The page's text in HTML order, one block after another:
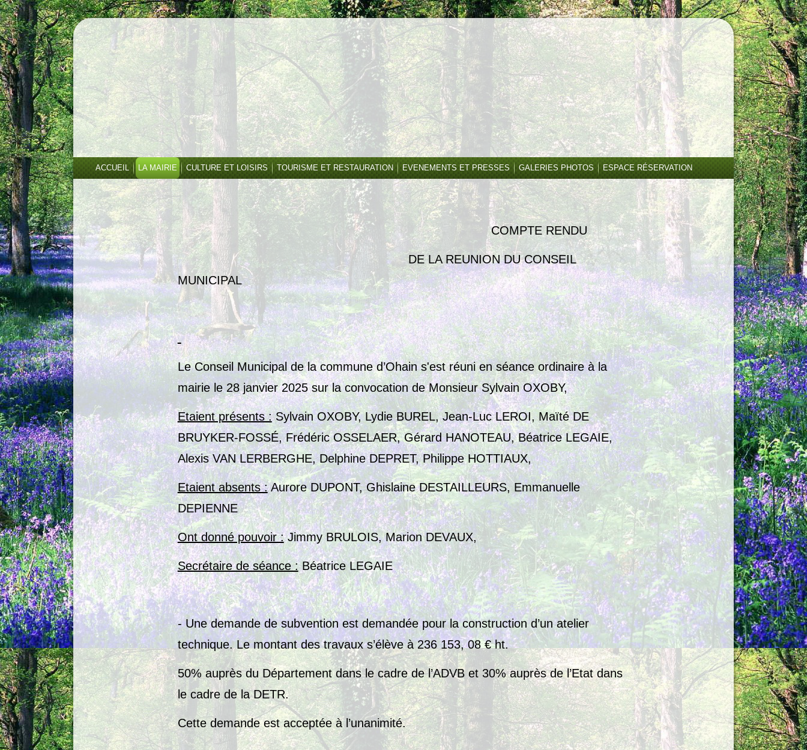
ACCUEIL LA MAIRIE CULTURE ET LOISIRS TOURISME ET RESTAURATION EVENEMENTS ET PRESSES GALERIES PHOTOS ESPACE RÉSERVATION
COMPTE RENDU
DE LA REUNION DU CONSEIL
MUNICIPAL
Le Conseil Municipal de la commune d’Ohain s'est réuni en séance ordinaire à la
mairie le 28 janvier 2025 sur la convocation de Monsieur Sylvain OXOBY,
Etaient présents :Sylvain OXOBY, Lydie BUREL, Jean-Luc LEROI, Maïté DE
BRUYKER-FOSSÉ, Frédéric OSSELAER, Gérard HANOTEAU, Béatrice LEGAIE,
Alexis VAN LERBERGHE, Delphine DEPRET, Philippe HOTTIAUX,
Etaient absents :Aurore DUPONT, Ghislaine DESTAILLEURS, Emmanuelle
DEPIENNE
Ont donné pouvoir :Jimmy BRULOIS, Marion DEVAUX,
Secrétaire de séance :Béatrice LEGAIE
- Une demande de subvention est demandée pour la construction d’un atelier
technique. Le montant des travaux s’élève à 236 153, 08 € ht.
50% auprès du Département dans le cadre de l’ADVB et 30% auprès de l’Etat dans
le cadre de la DETR.
Cette demande est acceptée à l’unanimité.